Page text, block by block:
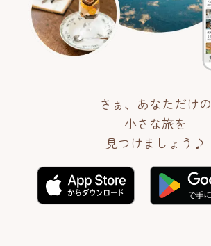
さぁ、あなただけの
小さな旅を
見つけましょう♪